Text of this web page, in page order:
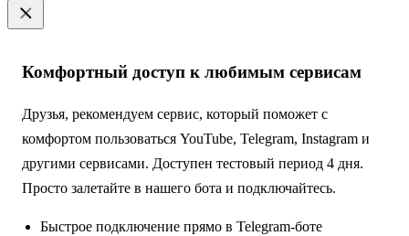
Комфортный доступ к любимым сервисам
Друзья, рекомендуем сервис, который поможет с
комфортом пользоваться YouTube, Telegram, Instagram и
другими сервисами. Доступен тестовый период 4 дня.
Просто залетайте в нашего бота и подключайтесь.
Быстрое подключение прямо в Telegram-боте